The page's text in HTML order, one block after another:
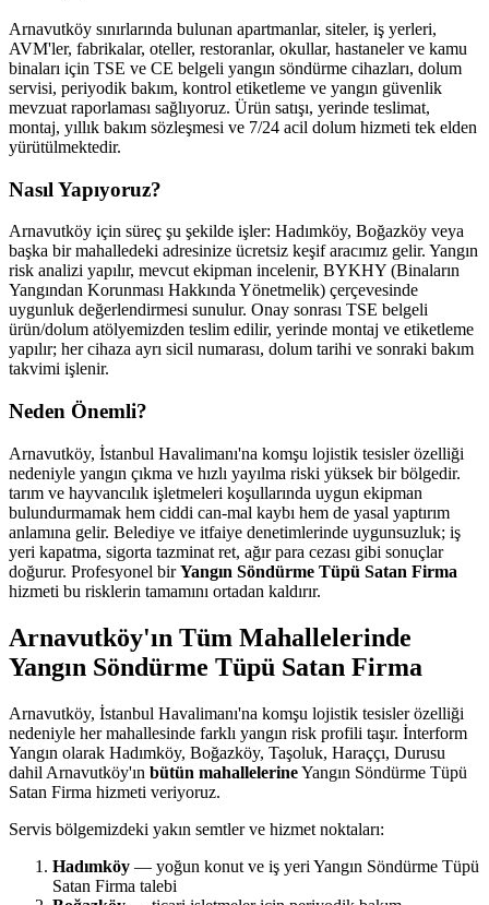
Arnavutköy sınırlarında bulunan apartmanlar, siteler, iş yerleri,
AVM'ler, fabrikalar, oteller, restoranlar, okullar, hastaneler ve kamu
binaları için TSE ve CE belgeli yangın söndürme cihazları, dolum
servisi, periyodik bakım, kontrol etiketleme ve yangın güvenlik
mevzuat raporlaması sağlıyoruz. Ürün satışı, yerinde teslimat,
montaj, yıllık bakım sözleşmesi ve 7/24 acil dolum hizmeti tek elden
yürütülmektedir.
Nasıl Yapıyoruz?
Arnavutköy için süreç şu şekilde işler: Hadımköy, Boğazköy veya
başka bir mahalledeki adresinize ücretsiz keşif aracımız gelir. Yangın
risk analizi yapılır, mevcut ekipman incelenir, BYKHY (Binaların
Yangından Korunması Hakkında Yönetmelik) çerçevesinde
uygunluk değerlendirmesi sunulur. Onay sonrası TSE belgeli
ürün/dolum atölyemizden teslim edilir, yerinde montaj ve etiketleme
yapılır; her cihaza ayrı sicil numarası, dolum tarihi ve sonraki bakım
takvimi işlenir.
Neden Önemli?
Arnavutköy, İstanbul Havalimanı'na komşu lojistik tesisler özelliği
nedeniyle yangın çıkma ve hızlı yayılma riski yüksek bir bölgedir.
tarım ve hayvancılık işletmeleri koşullarında uygun ekipman
bulundurmamak hem ciddi can-mal kaybı hem de yasal yaptırım
anlamına gelir. Belediye ve itfaiye denetimlerinde uygunsuzluk; iş
yeri kapatma, sigorta tazminat ret, ağır para cezası gibi sonuçlar
doğurur. Profesyonel birYangın Söndürme Tüpü Satan Firma
hizmeti bu risklerin tamamını ortadan kaldırır.
Arnavutköy'ın Tüm Mahallelerinde
Yangın Söndürme Tüpü Satan Firma
Arnavutköy, İstanbul Havalimanı'na komşu lojistik tesisler özelliği
nedeniyle her mahallesinde farklı yangın risk profili taşır. İnterform
Yangın olarak Hadımköy, Boğazköy, Taşoluk, Haraççı, Durusu
dahil Arnavutköy'ın bütün mahallelerineYangın Söndürme Tüpü
Satan Firma hizmeti veriyoruz.
Servis bölgemizdeki yakın semtler ve hizmet noktaları:
Hadımköy — yoğun konut ve iş yeri Yangın Söndürme Tüpü
Satan Firma talebi